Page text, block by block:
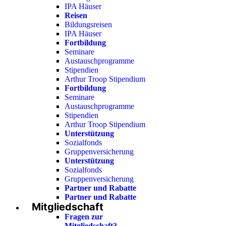
IPA Häuser
Reisen
Bildungsreisen
IPA Häuser
Fortbildung
Seminare
Austauschprogramme
Stipendien
Arthur Troop Stipendium
Fortbildung
Seminare
Austauschprogramme
Stipendien
Arthur Troop Stipendium
Unterstützung
Sozialfonds
Gruppenversicherung
Unterstützung
Sozialfonds
Gruppenversicherung
Partner und Rabatte
Partner und Rabatte
Mitgliedschaft
Fragen zur